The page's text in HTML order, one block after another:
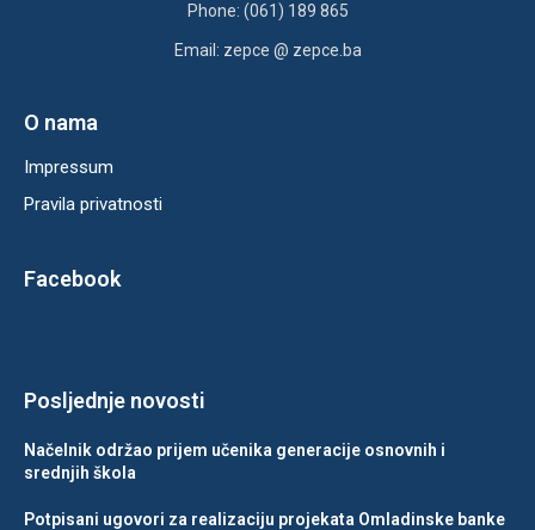
Phone: (061) 189 865
Email: zepce @ zepce.ba
O nama
Impressum
Pravila privatnosti
Facebook
Posljednje novosti
Načelnik održao prijem učenika generacije osnovnih i
srednjih škola
Potpisani ugovori za realizaciju projekata Omladinske banke